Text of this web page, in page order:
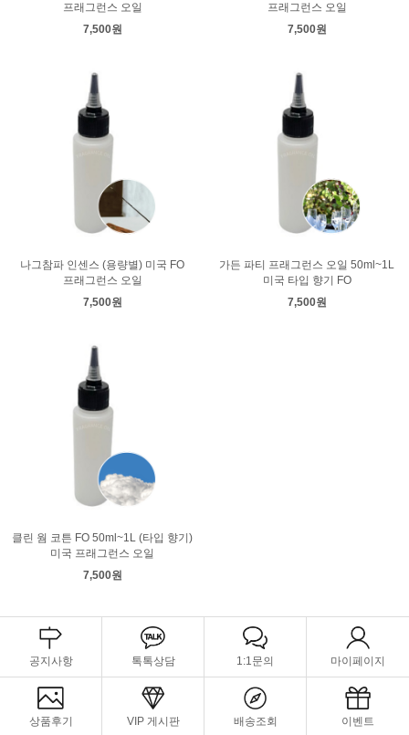
프래그런스 오일
7,500원
프래그런스 오일
7,500원
나그참파 인센스 (용량별) 미국 FO
프래그런스 오일
7,500원
가든 파티 프래그런스 오일 50ml~1L
미국 타입 향기 FO
7,500원
클린 웜 코튼 FO 50ml~1L (타입 향기)
미국 프래그런스 오일
7,500원
공지사항 톡톡상담 1:1문의 마이페이지
상품후기 VIP 게시판 배송조회 이벤트